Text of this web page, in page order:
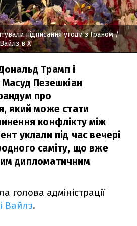
підписання угоди з Іраном/
в Х
Трамп і
Масуд Пезешкіан
про
який може стати
конфлікту між
уклали під час вечері
саміту, що вже
дипломатичним
голова адміністрації
Вайлз.